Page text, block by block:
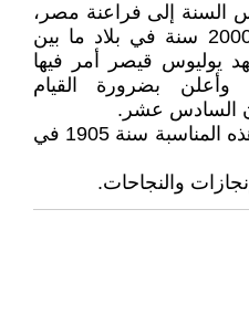
السنة إلى فراعنة مصر،
أقيمت الاحتفالات أيضا قبل 2000 سنة في بلاد ما بين
يوليوس قيصر أمر فيها
وأعلن بضرورة القيام
السادس عشر.
حصل أول احتفال ضخم في هذه المناسبة سنة 1905 في
والنجاحات.